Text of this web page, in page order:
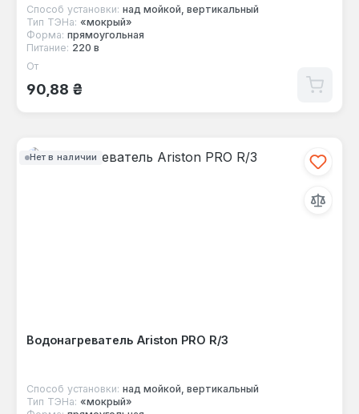
Способ установки: над мойкой, вертикальный
Тип ТЭНа: «мокрый»
Форма: прямоугольная
Питание: 220 в
Обычная цена:
От
90,88 ₴
Нет в наличии
Водонагреватель Ariston PRO R/3
Способ установки: над мойкой, вертикальный
Тип ТЭНа: «мокрый»